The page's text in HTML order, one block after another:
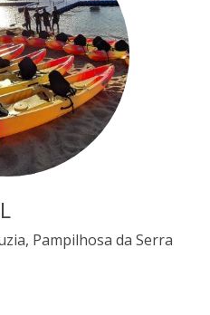
Pampilhosa da Serra